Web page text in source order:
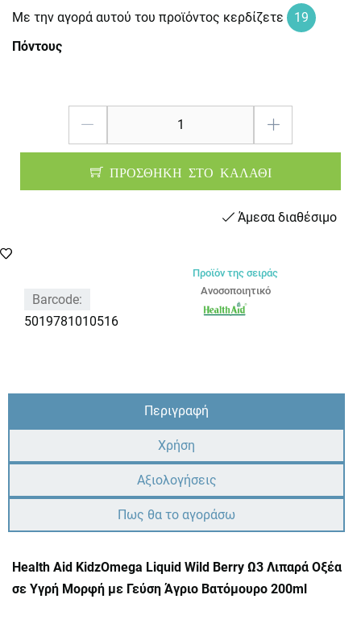
Με την αγορά αυτού του προϊόντος κερδίζετε
19
Πόντους
ΠΡΟΣΘΗΚΗ ΣΤΟ ΚΑΛΑΘΙ
Άμεσα διαθέσιμο
Barcode:
5019781010516
Προϊόν της σειράς
Ανοσοποιητικό
Περιγραφή
Χρήση
Αξιολογήσεις
Πως θα το αγοράσω
Health Aid KidzOmega Liquid Wild Berry Ω3 Λιπαρά Οξέα
σε Υγρή Μορφή με Γεύση Άγριο Βατόμουρο 200ml